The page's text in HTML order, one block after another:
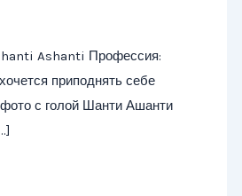
Ashanti Профессия:
приподнять себе
с голой Шанти Ашанти